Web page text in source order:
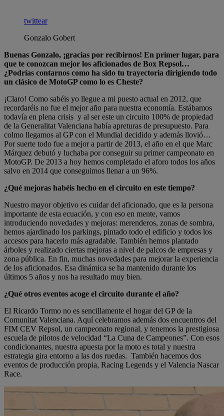
twittear
Gonzalo Gobert
Buenas Gonzalo, ¡gracias por recibirnos! En primer lugar, para
que te conozcan mejor los aficionados de Box Repsol…
¿Podrías contarnos como ha sido tu trayectoria dirigiendo todo
un clásico de MotoGP como lo es Cheste?
¡Claro! Como sabéis yo llegue a mi puesto actual en 2012, que
recordaréis no fue el mejor año para nuestra economía. Estábamos
todavía en plena crisis y al ser este un circuito 100% de propiedad
de la Generalitat Valenciana había apreturas de presupuesto. Para
colmo llegamos al GP con el Mundial decidido y además llovió…
Por suerte todo fue a mejor a partir de 2013, el año en el que Marc
Márquez debutó y luchaba por conseguir su primer campeonato en
MotoGP. De 2013 a hoy hemos completado el aforo todos los años
salvo en 2014 que conseguimos llenar a un 96%.
¿Qué mejoras habéis hecho en el circuito en este tiempo?
Nuestro mayor objetivo es cuidar del aficionado, que es la persona
importante de esta ecuación, y con eso en mente, vamos
introduciendo novedades y mejoras: merenderos, zonas de sombra,
hemos ajardinado los parkings, pintado todo el edificio y todos los
accesos para hacerlo más agradable. También hemos plantado
árboles y realizado ciertas mejoras a nivel de palcos de empresas y
zona pública. En fin, muchas novedades para mejorar la experiencia
de los aficionados. Esa dinámica se ha mantenido durante los
últimos 5 años y nos ha resultado muy bien.
¿Qué otros eventos acoge el circuito durante el año?
El Ricardo Tormo no es sencillamente el hogar del GP de la
Comunitat Valenciana. Aquí celebramos además dos encuentros del
FIM CEV Repsol, un campeonato regional, y tenemos la prestigiosa
escuela de pilotos de velocidad “La Cuna de Campeones”. Con esos
condicionantes, nuestra apuesta por la moto es total y nuestra
estrategia gira entorno a las dos ruedas. También hacemos dos
eventos de producción propia, Racing Legends y el Valencia Nascar
Race.